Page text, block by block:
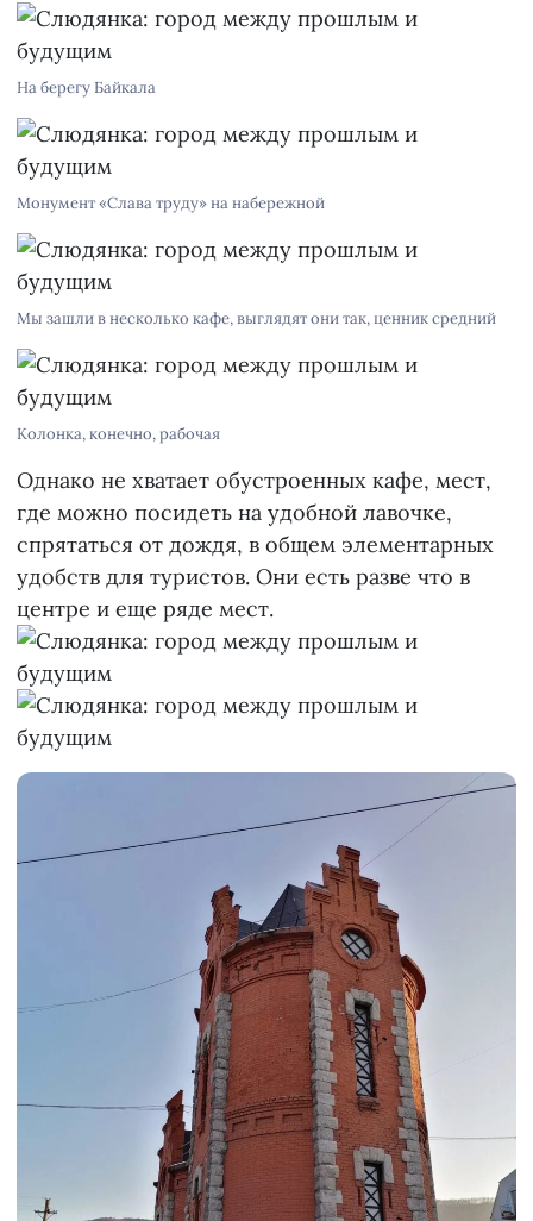
На берегу Байкала
Монумент «Слава труду» на набережной
Мы зашли в несколько кафе, выглядят они так, ценник средний
Колонка, конечно, рабочая
Однако не хватает обустроенных кафе, мест,
где можно посидеть на удобной лавочке,
спрятаться от дождя, в общем элементарных
удобств для туристов. Они есть разве что в
центре и еще ряде мест.